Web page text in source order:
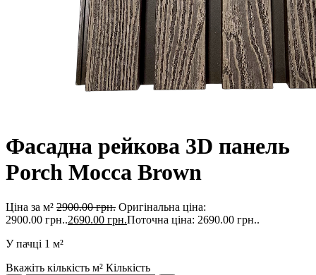
Фасадна рейкова 3D панель
Porch Mocca Brown
Ціна за м² 2900.00грн. Оригінальна ціна:
2900.00 грн..2690.00 грн.Поточна ціна: 2690.00 грн..
У пачці 1 м²
Вкажіть кількість м² Кількість